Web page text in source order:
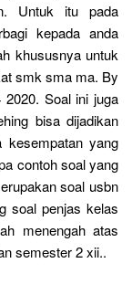
Untuk itu pada
kepada anda
khususnya untuk
smk sma ma. By
Soal ini juga
bisa dijadikan
kesempatan yang
contoh soal yang
soal usbn
soal penjas kelas
menengah atas
semester 2 xii..